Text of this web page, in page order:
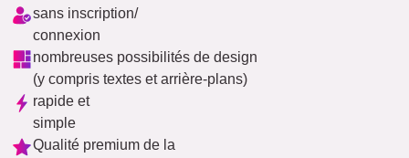
sans inscription/
connexion
nombreuses possibilités de design
(y compris textes et arrière-plans)
rapide et
simple
Qualité premium de la